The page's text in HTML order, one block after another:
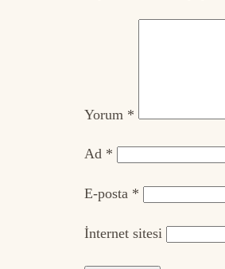
Yorum *
Ad *
E-posta *
İnternet sitesi